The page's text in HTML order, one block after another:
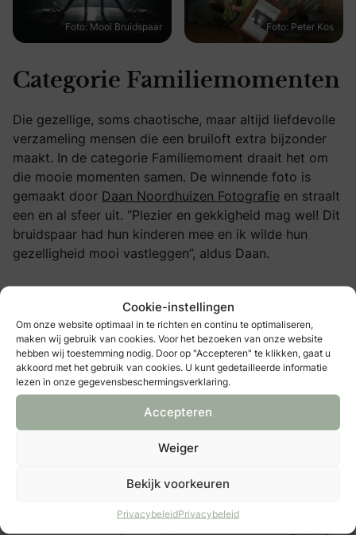
Cookie-instellingen
Om onze website optimaal in te richten en continu te optimaliseren,
maken wij gebruik van cookies. Voor het bezoeken van onze website
hebben wij toestemming nodig. Door op "Accepteren" te klikken, gaat u
akkoord met het gebruik van cookies. U kunt gedetailleerde informatie
lezen in onze gegevensbeschermingsverklaring.
Accepteren
Weiger
Bekijk voorkeuren
PrivacybeleidPrivacybeleid
Foto: Mooi Bruidspaar Foto: Peter Kos
Categorie Familiemomenten
Die gezellige, soms chaotische, maar altijd liefdevolle
verzameling mensen die een bruiloft extra bijzonder
maakt. In de categorie Familiemoment draait het om
die mooie momenten samen. De winnende foto is
gemaakt door Daan Noordhuizen Fotografie en straalt
een en al sfeer uit. “Plezier en gekkigheid mag wel! Dit
bruidspaar had hun kinderen mee en ik wilde hun
gezelligheid mooi vastleggen”, aldus Daan.
Foto: Daan Noordhuizen
Fotografie
Categorie Party & Friends
liefde die het huwelijksfeest omringen, of het
bruidspaar nu middenin de actie staat of de gasten